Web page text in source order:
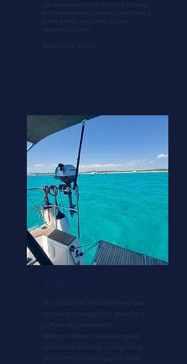
con base en el Club Náutico Ballena
en San Fernando, donde cada clase y
cada salida son parte de una
Desde: ARS$ 280.000​
Un clásico del Mediterráneo que
combina navegación, paisajes y
cultura en cada milla.
Mallorca ofrece calas de aguas
cristalinas, fondeos protegidos y
una costa variada que va desde